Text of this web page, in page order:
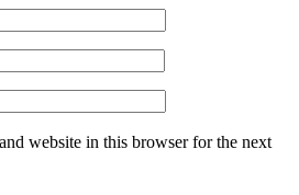
website in this browser for the next